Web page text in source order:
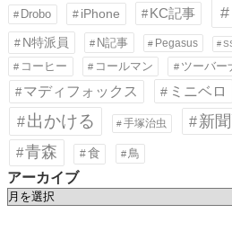
Drobo iPhone KC記事
N特派員 N記事 Pegasus
コーヒー コールマン ツーバー
マディフォックス ミニベロ
出かける 手塚治虫 新
青森 食 鳥
アーカイブ
ア